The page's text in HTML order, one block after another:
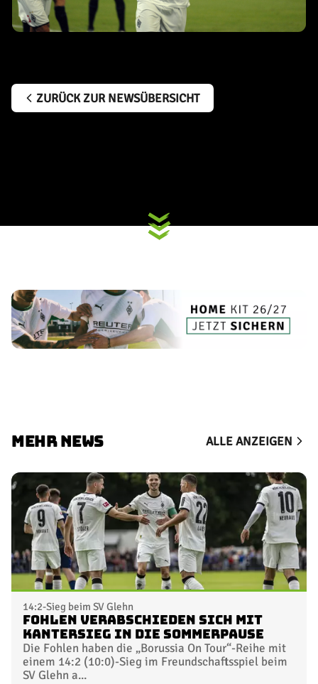
ZURÜCK ZUR NEWSÜBERSICHT
MEHR NEWS ALLE ANZEIGEN
14:2-Sieg beim SV Glehn
Fohlen verabschieden sich mit
Kantersieg in die Sommerpause
Die Fohlen haben die „Borussia On Tour“-Reihe mit
einem 14:2 (10:0)-Sieg im Freundschaftsspiel beim
SV Glehn a...